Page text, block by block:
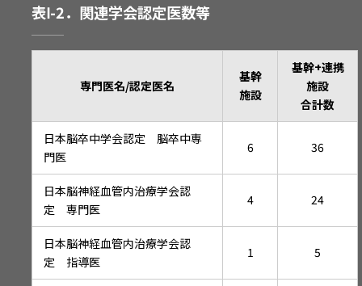
表Ⅰ-2．関連学会認定医数等
専門医名/認定医名
基幹
施設
基幹+連携
施設
合計数
日本脳卒中学会認定 脳卒中専
門医
6 36
日本脳神経血管内治療学会認
定 専門医
4 24
日本脳神経血管内治療学会認
定 指導医
1 5